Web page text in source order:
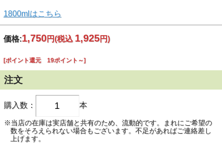
1800mlはこちら
価格:1,750円(税込 1,925円)
[ポイント還元 19ポイント～]
注文
購入数： 本
※当店の在庫は実店舗と共有のため、流動的です。まれにご希望の
数をそろえられない場合もございます。不足があればご連絡差し
上げます。